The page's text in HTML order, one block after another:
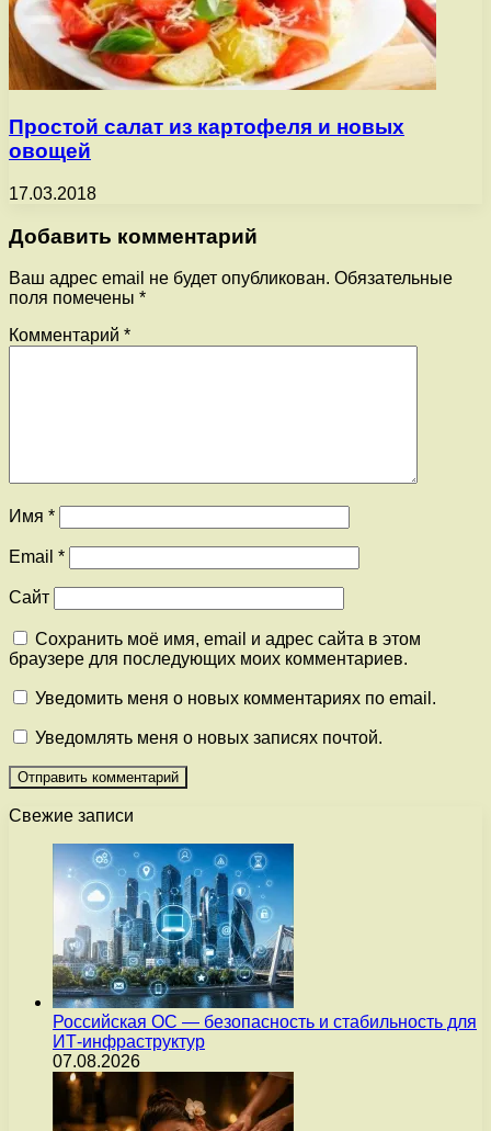
Простой салат из картофеля и новых
овощей
17.03.2018
Добавить комментарий
Ваш адрес email не будет опубликован. Обязательные
поля помечены *
Комментарий *
Имя *
Email *
Сайт
Сохранить моё имя, email и адрес сайта в этом
браузере для последующих моих комментариев.
Уведомить меня о новых комментариях по email.
Уведомлять меня о новых записях почтой.
Свежие записи
Российская ОС — безопасность и стабильность для
ИТ-инфраструктур
07.08.2026